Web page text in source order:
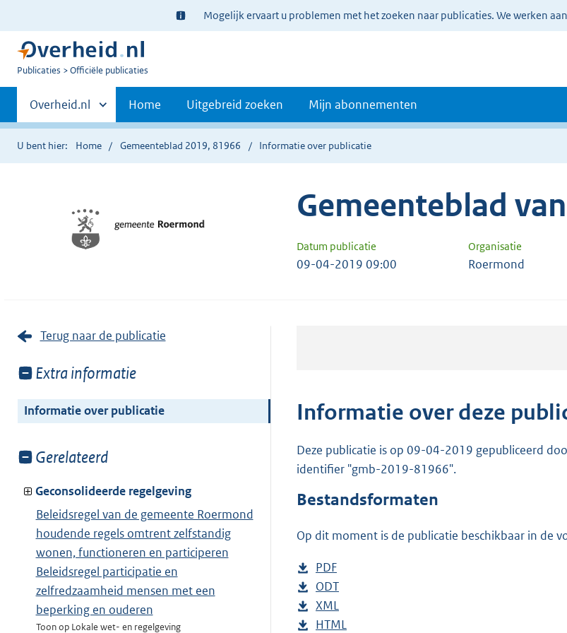
Ter
informatie:
Mogelijk ervaart u problemen met het zoeken naar publicaties. We werken
U
Publicaties Officiële publicaties
Primaire
navigatie
Andere
sites
binnen
Overheid.nl Home Uitgebreid zoeken Mijn abonnementen
U bent hier: Home Gemeenteblad 2019, 81966 Informatie over publicatie
Gemeenteblad
Datum publicatie Organisatie
09-04-2019 09:00 Roermond
Terug naar de publicatie
Toon
van:
Extra informatie
Informatie over publicatie
Toon
van:
Gerelateerd
Geconsolideerde regelgeving
Beleidsregel van de gemeente Roermond
houdende regels omtrent zelfstandig
wonen, functioneren en participeren
Beleidsregel participatie en
zelfredzaamheid mensen met een
beperking en ouderen
Toon op Lokale wet- en regelgeving
Informatie over deze
Deze publicatie is op 09-04-2019 gepubliceerd
identifier "gmb-2019-81966".
Bestandsformaten
Op dit moment is de publicatie beschikbaar in de
D
o
w
n
PDF
e
s
t
D
o
w
ODT
s
D
o
XML
e
D
HTML